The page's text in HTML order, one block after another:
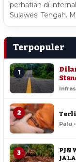
perhatian di
Sulawesi Tengah.
Terpopuler
1
2
Palu
3
PJN